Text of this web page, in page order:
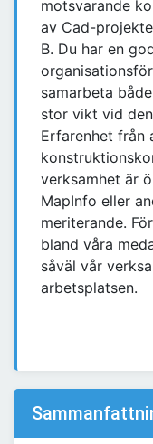
motsvarande
av Cad-
B. Du har en
samarbeta
stor vikt vid
Erfarenhet från
verksamhet är
MapInfo eller
meriterande.
bland våra
såväl vår
arbetsplatsen.